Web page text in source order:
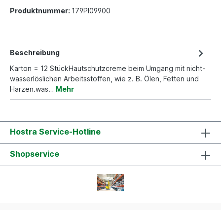
Produktnummer: 179PI09900
Beschreibung
Karton = 12 StückHautschutzcreme beim Umgang mit nicht-
wasserlöslichen Arbeitsstoffen, wie z. B. Ölen, Fetten und
Harzen.was… Mehr
Hostra Service-Hotline
Shopservice